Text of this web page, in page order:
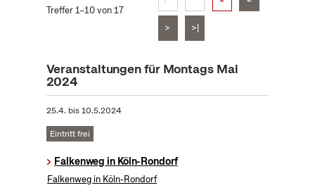
Treffer 1–10 von 17
> >|
Veranstaltungen für Montags Mai
2024
25.4. bis10.5.2024
Eintritt frei
Falkenweg in Köln-Rondorf
Falkenweg in Köln-Rondorf